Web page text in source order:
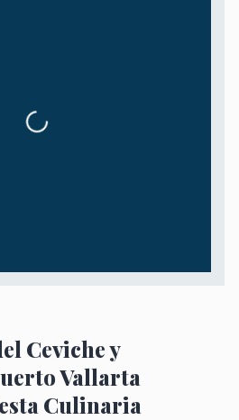
Ceviche y
Vallarta
Culinaria